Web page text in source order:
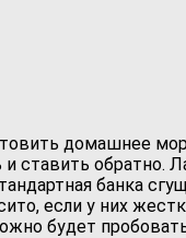
домашнее
обратно.
банка
если у них
будет